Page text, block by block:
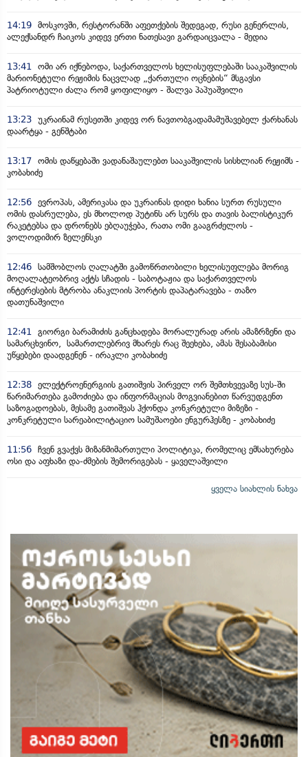
14:19 მოსკოვში, რესტორანში აფეთქების შედეგად, რუსი გენერლის,
ალექსანდრ ჩაიკოს კიდევ ერთი ნათესავი გარდაიცვალა - მედია
13:41
ომი არ იქნებოდა, საქართველოს ხელისუფლებაში სააკაშვილის
მარიონეტული რეჟიმის ნაცვლად „ქართული ოცნების“ მსგავსი
პატრიოტული ძალა რომ ყოფილიყო - შალვა პაპუაშვილი
13:23 უკრაინამ რუსეთში კიდევ ორ ნავთობგადამამუშავებელ ქარხანას
დაარტყა - გენშტაბი
13:17 ომის დაწყებაში ვადანაშაულებთ სააკაშვილის სისხლიან რეჟიმს -
კობახიძე
12:56 ევროპას, ამერიკასა და უკრაინას დიდი ხანია სურთ რუსული
ომის დასრულება, ეს მხოლოდ პუტინს არ სურს და თავის ბალისტიკურ
რაკეტებსა და დრონებს ებღაუჭება, რათა ომი გააგრძელოს -
ვოლოდიმირ ზელენსკი
12:46 სამშობლოს ღალატში გამოწრთობილი ხელისუფლება მორიგ
მოღალატეობრივ აქტს სჩადის - საბოტაჟია და საქართველოს
ინტერესების მტრობა ანაკლიის პორტის დაპატარავება - თაზო
დათუნაშვილი
12:41
გიორგი ბარამიძის განცხადება მორალურად არის ამაზრზენი და
სამარცხვინო, სამართლებრივ მხარეს რაც შეეხება, ამას შესაბამისი
უწყებები დაადგენენ - ირაკლი კობახიძე
12:38 ელექტროენერგიის გათიშვის პირველ ორ შემთხვევაზე სუს-ში
წარიმართება გამოძიება და ინფორმაციას მოგვიანებით წარვუდგენთ
საზოგადოებას, მესამე გათიშვას ჰქონდა კონკრეტული მიზეზი -
კონკრეტული სარეაბილიტაციო სამუშაოები ენგურჰესზე - კობახიძე
11:56 ჩვენ გვაქვს მიზანმიმართული პოლიტიკა, რომელიც ემსახურება
ოსი და აფხაზი და-ძმების შემორიგებას - ყაველაშვილი
ყველა სიახლის ნახვა